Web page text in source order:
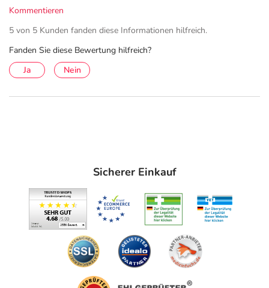
Kommentieren
5 von 5 Kunden fanden diese Informationen hilfreich.
Fanden Sie diese Bewertung hilfreich?
Ja
Nein
Sicherer Einkauf